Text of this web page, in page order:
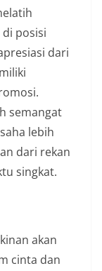
posisi
dari
semangat
lebih
dari rekan
singkat.
akan
cinta dan